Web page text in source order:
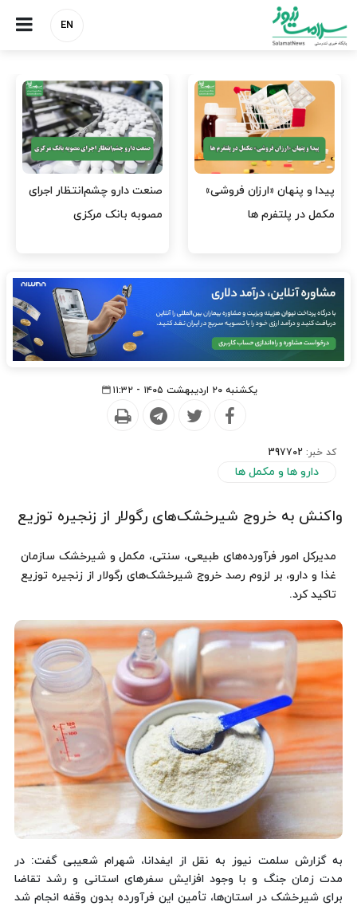
EN
هشدار کانون هموفیلی ایران:
۴ هزار بیمار ۸ ماه است
نسخه وزارت بهداشت برای
مهار پزشک‌نماهای
یکشنبه ۲۰ اردیبهشت ۱۴۰۵ - ۱۱:۳۲
کد خبر: 397702
دارو ها و مکمل ها
واکنش به خروج شیرخشک‌های رگولار از زنجیره توزیع
مدیرکل امور فرآورده‌های طبیعی، سنتی، مکمل و شیرخشک سازمان
غذا و دارو، بر لزوم رصد خروج شیرخشک‌های رگولار از زنجیره توزیع
تاکید کرد.
به گزارش سلمت نیوز به نقل از ایفدانا، شهرام شعیبی گفت: در
مدت زمان جنگ و با وجود افزایش سفرهای استانی و رشد تقاضا
برای شیرخشک در استان‌ها، تأمین این فرآورده بدون وقفه انجام شد